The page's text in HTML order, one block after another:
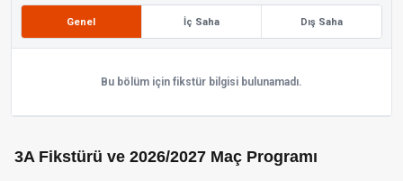
Genel İç Saha Dış Saha
Bu bölüm için fikstür bilgisi bulunamadı.
3A Fikstürü ve 2026/2027 Maç Programı